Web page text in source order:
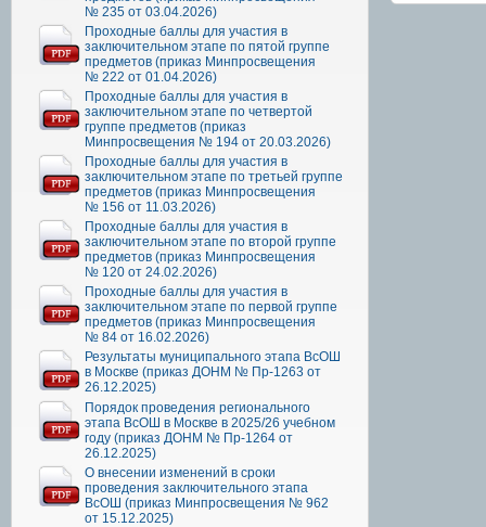
№ 235 от 03.04.2026)
Проходные баллы для участия в
заключительном этапе по пятой группе
предметов (приказ Минпросвещения
№ 222 от 01.04.2026)
Проходные баллы для участия в
заключительном этапе по четвертой
группе предметов (приказ
Минпросвещения № 194 от 20.03.2026)
Проходные баллы для участия в
заключительном этапе по третьей группе
предметов (приказ Минпросвещения
№ 156 от 11.03.2026)
Проходные баллы для участия в
заключительном этапе по второй группе
предметов (приказ Минпросвещения
№ 120 от 24.02.2026)
Проходные баллы для участия в
заключительном этапе по первой группе
предметов (приказ Минпросвещения
№ 84 от 16.02.2026)
Результаты муниципального этапа ВсОШ
в Москве (приказ ДОНМ № Пр-1263 от
26.12.2025)
Порядок проведения регионального
этапа ВсОШ в Москве в 2025/26 учебном
году (приказ ДОНМ № Пр-1264 от
26.12.2025)
О внесении изменений в сроки
проведения заключительного этапа
ВсОШ (приказ Минпросвещения № 962
от 15.12.2025)